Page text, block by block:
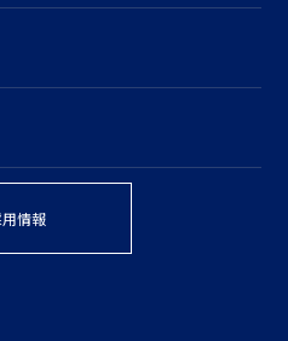
情報